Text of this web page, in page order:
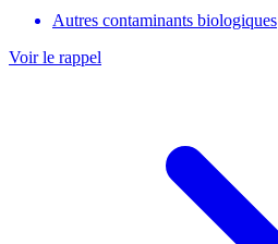
Autres contaminants biologiques
Voir le rappel